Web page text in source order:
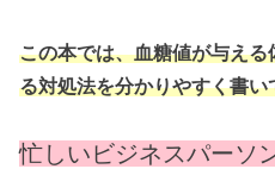
この本では、血糖値が与え
る対処法を分かりやすく書い
忙しいビジネスパーソ